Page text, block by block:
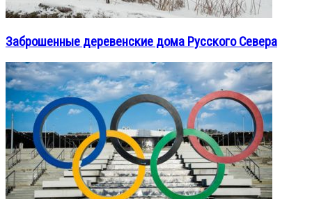
Заброшенные деревенские дома Русского Севера